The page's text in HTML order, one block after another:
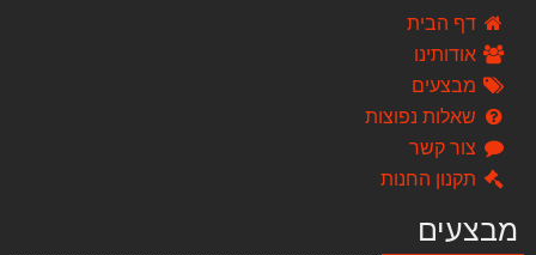
דף הבית
אודותינו
מבצעים
שאלות נפוצות
צור קשר
תקנון החנות
מבצעים
1,190.00 ₪
550.00 ₪
מכונת שטיפה 150 באר דגם BXPW2200PE
3,490.00 ₪